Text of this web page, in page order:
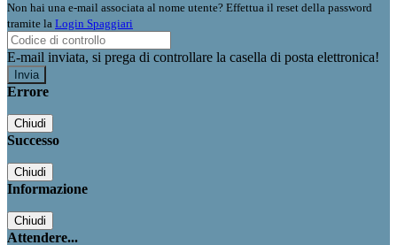
Non hai una e-mail associata al nome utente? Effettua il reset della password
tramite la Login Spaggiari
E-mail inviata, si prega di controllare la casella di posta elettronica!
Errore
Chiudi
Successo
Chiudi
Informazione
Chiudi
Attendere...